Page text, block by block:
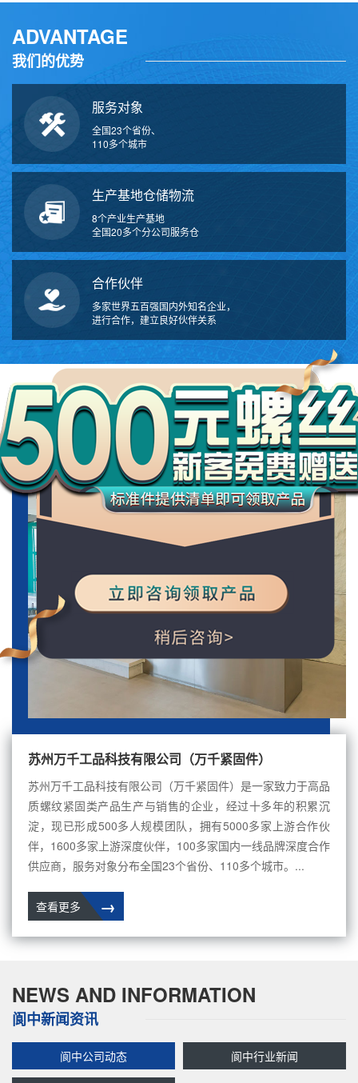
ADVANTAGE
我们的优势
服务对象
全国23个省份、
110多个城市
生产基地仓储物流
8个产业生产基地
全国20多个分公司服务仓
合作伙伴
多家世界五百强国内外知名企业，
进行合作，建立良好伙伴关系
ABOUT US
关于我们
苏州万千工品科技有限公司（万千紧固件）
苏州万千工品科技有限公司（万千紧固件）是一家致力于高品
质螺纹紧固类产品生产与销售的企业，经过十多年的积累沉
淀，现已形成500多人规模团队，拥有5000多家上游合作伙
伴，1600多家上游深度伙伴，100多家国内一线品牌深度合作
供应商，服务对象分布全国23个省份、110多个城市。...
→
查看更多
NEWS AND INFORMATION
阆中新闻资讯
阆中公司动态 阆中行业新闻
工
品